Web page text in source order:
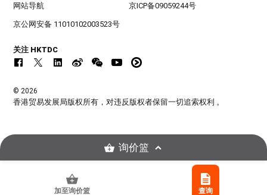
加至询价篮 查询
网站导航 京ICP备09059244号
京公网安备 11010102003523号
关注 HKTDC
© 2026
香港贸易发展局版权所有，对违反版权者保留一切追索权利 。
询价篮